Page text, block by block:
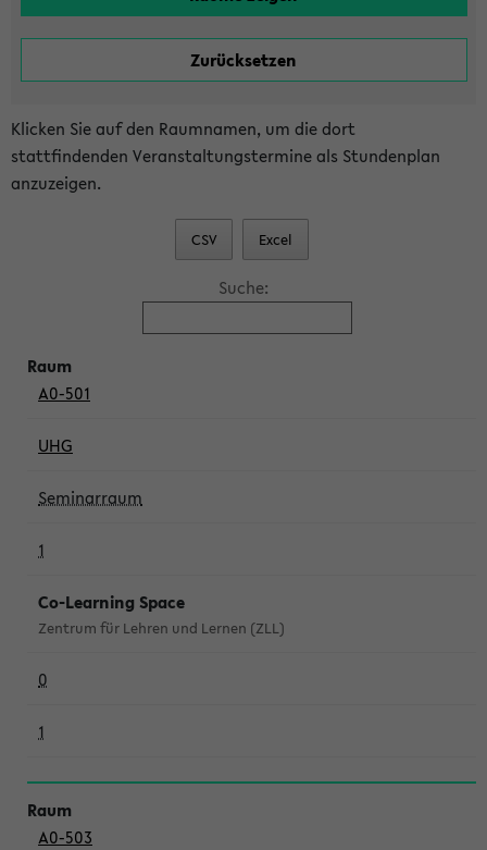
Klicken Sie auf den Raumnamen, um die dort
stattfindenden Veranstaltungstermine als Stundenplan
anzuzeigen.
CSV Excel
Suche:
A0-501
UHG
Seminarraum
1
Co-Learning Space
Zentrum für Lehren und Lernen (ZLL)
0
1
A0-503